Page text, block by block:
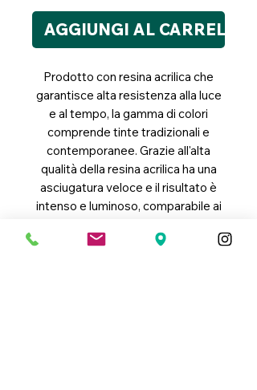
AGGIUNGI AL CARRELLO
Prodotto con resina acrilica che
garantisce alta resistenza alla luce
e al tempo, la gamma di colori
comprende tinte tradizionali e
contemporanee. Grazie all'alta
qualità della resina acrilica ha una
asciugatura veloce e il risultato è
intenso e luminoso, comparabile ai
nel formato 20 ml. disponibile